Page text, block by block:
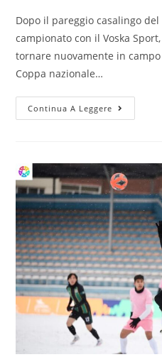
Dopo il pareggio casalingo
campionato con il Voska
tornare nuovamente in
Coppa nazionale…
Continua A Leggere